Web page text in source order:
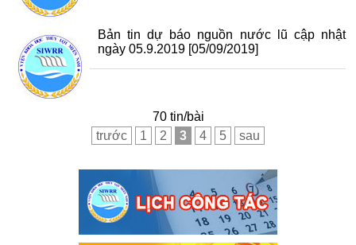
Bản tin dự báo nguồn nước lũ cập nhật
ngày 05.9.2019 [05/09/2019]
70 tin/bài
trước
1 2 3 4 5 sau